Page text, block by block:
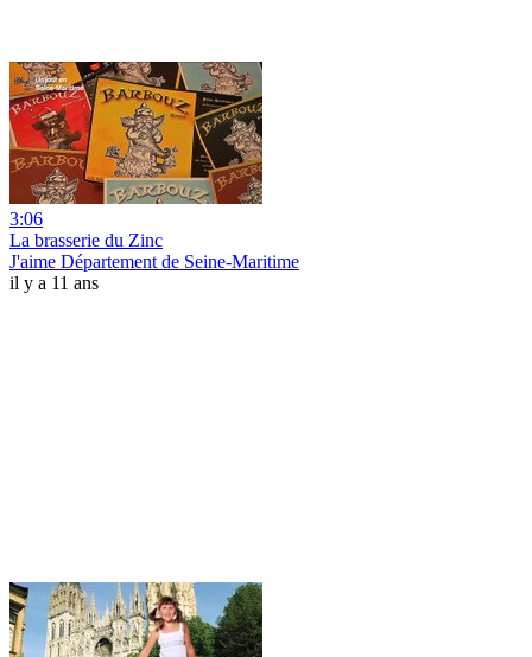
3:06
La brasserie du Zinc
J'aime Département de Seine-Maritime
il y a 11 ans